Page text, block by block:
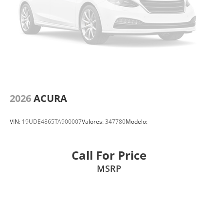
2026ACURA
VIN: 19UDE4865TA900007Valores:347780Modelo:
Call For Price
MSRP